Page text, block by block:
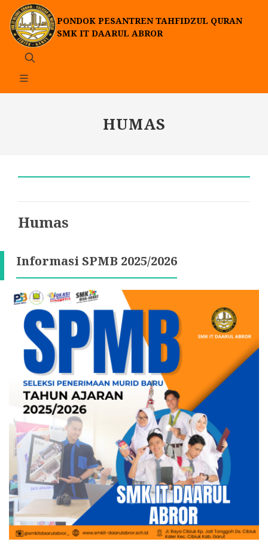
PONDOK PESANTREN TAHFIDZUL QURAN
SMK IT DAARUL ABROR
HUMAS
Humas
Informasi SPMB 2025/2026